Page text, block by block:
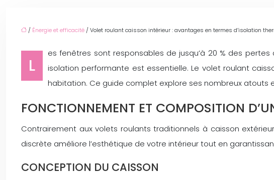
/ Énergie et efficacité / Volet roulant caisson intérieur : avantages en termes d’isolation
L
es fenêtres sont responsables de jusqu’à 20 % des
isolation performante est essentielle. Le volet roulant
habitation. Ce guide complet explore ses nombreux atouts
FONCTIONNEMENT ET COMPOSITION
Contrairement aux volets roulants traditionnels à caisson
discrète améliore l’esthétique de votre intérieur tout en
CONCEPTION DU CAISSON